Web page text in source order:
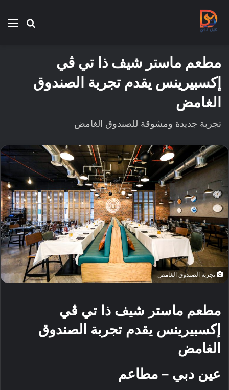
بحث
مطعم ماستر شيف ذا تي ڤي
إكسبيرينس يقدم تجربة الصندوق
الغامض
تجربة جديدة ومشوقة للصندوق الغامض
تجربة الصندوق الغامض
مطعم ماستر شيف ذا تي ڤي
إكسبيرينس يقدم تجربة الصندوق
الغامض
عين دبي – مطاعم